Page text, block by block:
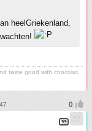
heelGriekenland,
taste good with chocolat,